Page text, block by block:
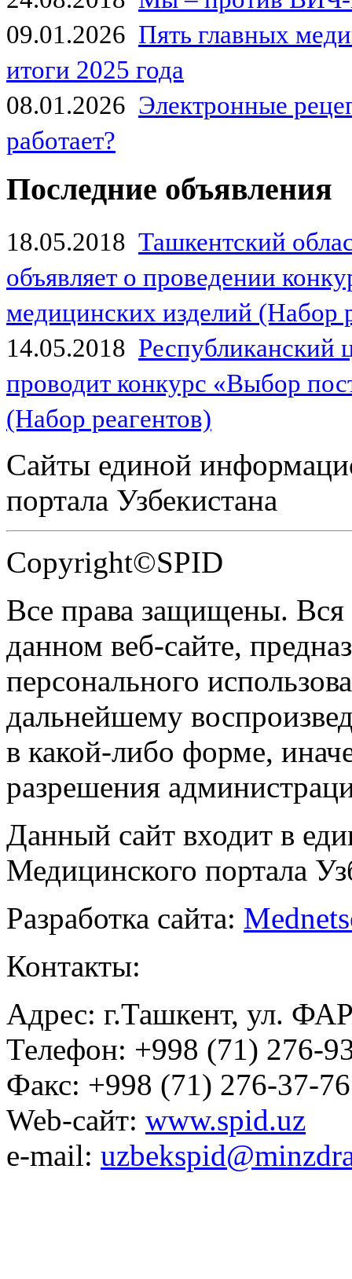
09.01.2026 Пять главных
итоги 2025 года
08.01.2026 Электронные
работает?
Последние объявления
18.05.2018 Ташкентский
объявляет о проведении
медицинских изделий (Набор
14.05.2018
проводит конкурс «Выбор
(Набор реагентов)
Сайты единой
портала Узбекистана
Copyright©SPID
Все права защищены.
данном веб-сайте,
персонального
дальнейшему
в какой-либо форме,
разрешения
Данный сайт входит в
Медицинского портала
Разработка сайта:
Контакты:
Адрес: г.Ташкент, ул.
Телефон: +998 (71) 276-
Факс: +998 (71) 276-37-76
Web-сайт: www.spid.uz
e-mail: